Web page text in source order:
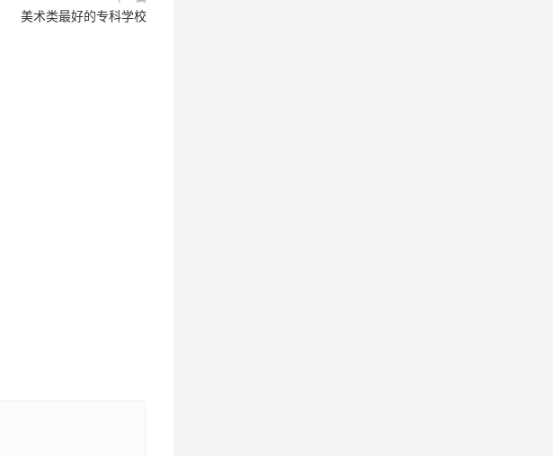
美术类最好的专科学校